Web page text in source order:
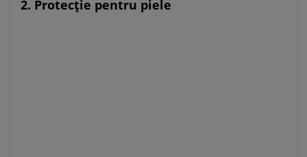
2. Protecție pentru piele